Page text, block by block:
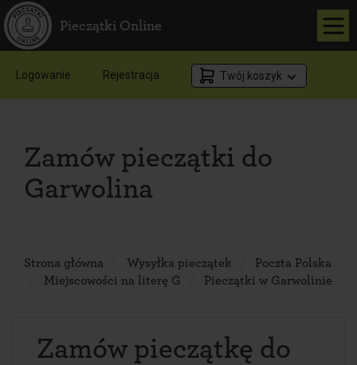
Pieczątki Online
Logowanie Rejestracja Twój koszyk
Zamów pieczątki do
Garwolina
Strona główna Wysyłka pieczątek
Poczta Polska
Miejscowości na literę G
Pieczątki w Garwolinie
Zamów pieczątkę do